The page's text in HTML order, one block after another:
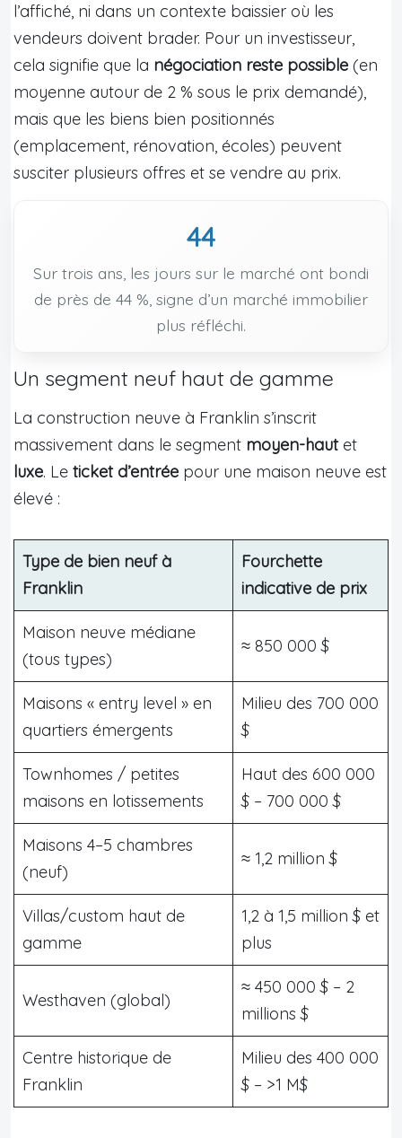
l’affiché, ni dans un contexte baissier où les
vendeurs doivent brader. Pour un investisseur,
cela signifie que la négociation reste possible (en
moyenne autour de 2 % sous le prix demandé),
mais que les biens bien positionnés
(emplacement, rénovation, écoles) peuvent
susciter plusieurs offres et se vendre au prix.
44
Sur trois ans, les jours sur le marché ont bondi
de près de 44 %, signe d’un marché immobilier
plus réfléchi.
Un segment neuf haut de gamme
La construction neuve à Franklin s’inscrit
massivement dans le segment moyen-hautet
luxe. Le ticket d’entrée pour une maison neuve est
élevé :
Type de bien neuf à
Franklin
Fourchette
indicative de prix
Maison neuve médiane
(tous types)
≈ 850 000 $
Maisons « entry level » en
quartiers émergents
Milieu des 700 000
$
Townhomes / petites
maisons en lotissements
Haut des 600 000
$ – 700 000 $
Maisons 4–5 chambres
(neuf)
≈ 1,2 million $
Villas/custom haut de
gamme
1,2 à 1,5 million $ et
plus
Westhaven (global)
≈ 450 000 $ – 2
millions $
Centre historique de
Franklin
Milieu des 400 000
$ – >1 M$